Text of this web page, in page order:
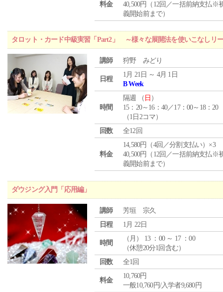
料金
40,500円（12回／一括前納支払※
義開始前まで）
タロット・カード中級実習「Part2」 ～様々な展開法を使いこなしリ
講師 狩野 みどり
日程
1月 21日 ～ 4月 1日
B Week
時間
隔週 （ 日 ）
15：20～16：40／17：00～18：20
（1日2コマ）
回数
全12回
料金
14,580円（4回／分割支払い）×3
40,500円（12回／一括前納支払※
義開始前まで）
ダウジング入門「応用編」
講師
芳垣 宗久
日程
1月 22日
時間
（ 月 ） 13 ：00 ～ 17 ：00
（休憩20分1回含む）
回数
全1回
料金
10,760円
一般10,760円/入学者9,680円